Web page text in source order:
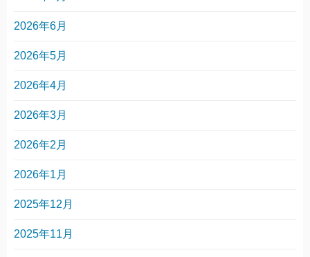
2026年6月
2026年5月
2026年4月
2026年3月
2026年2月
2026年1月
2025年12月
2025年11月